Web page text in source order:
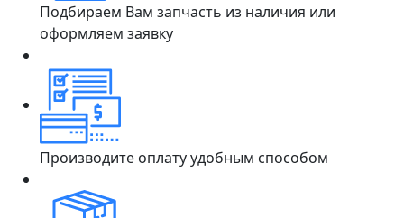
Подбираем Вам запчасть из наличия или
оформляем заявку
Производите оплату удобным способом